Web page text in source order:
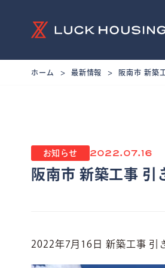
ホーム 最新情報 阪南市 新築
阪南市 新築工事 引
お知らせ 2022.07.16
2022年7月16日 新築工事 引